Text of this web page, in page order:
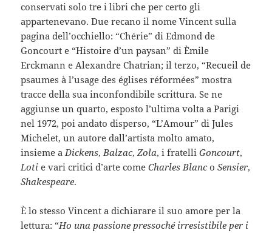
conservati solo tre i libri che per certo gli
appartenevano. Due recano il nome Vincent sulla
pagina dell’occhiello: “Chérie” di Edmond de
Goncourt e “Histoire d’un paysan” di Èmile
Erckmann e Alexandre Chatrian; il terzo, “Recueil de
psaumes à l’usage des églises réformées” mostra
tracce della sua inconfondibile scrittura. Se ne
aggiunse un quarto, esposto l’ultima volta a Parigi
nel 1972, poi andato disperso, “L’Amour” di Jules
Michelet, un autore dall’artista molto amato,
insieme aDickens,Balzac,Zola, i fratelliGoncourt,
Lotie vari critici d’arte comeCharles BlancoSensier,
Shakespeare.
È lo stesso Vincent a dichiarare il suo amore per la
lettura: “Ho una passione pressoché irresistibile per i